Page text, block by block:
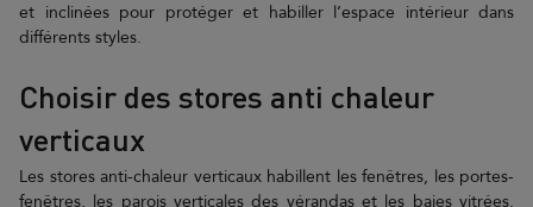
et inclinées pour protéger et habiller l’espace intérieur dans
différents styles.
Choisir des stores anti chaleur
verticaux
Les stores anti-chaleur verticaux habillent les fenêtres, les portes-
fenêtres, les parois verticales des vérandas et les baies vitrées.